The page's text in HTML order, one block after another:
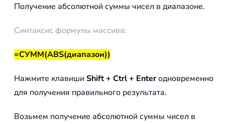
Получение абсолютной суммы чисел в диапазоне.
Синтаксис формулы массива:
=СУММ(ABS(диапазон))
Нажмите клавиши Shift + Ctrl + Enterодновременно
для получения правильного результата.
Возьмем получение абсолютной суммы чисел в